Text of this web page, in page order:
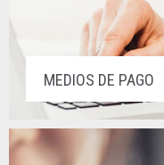
MEDIOS DE PAGO